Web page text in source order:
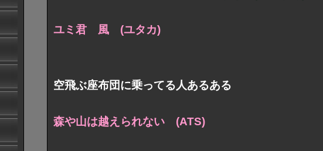
ユミ君 風 (ユタカ)
空飛ぶ座布団に乗ってる人あるある
森や山は越えられない (ATS)